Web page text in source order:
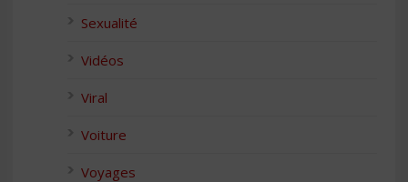
Sexualité
Vidéos
Viral
Voiture
Voyages